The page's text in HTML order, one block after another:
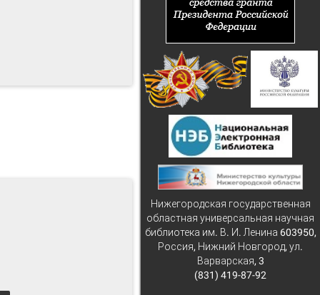
Нижегородская государственная
областная универсальная научная
библиотека им. В. И. Ленина 603950,
Россия, Нижний Новгород, ул.
Варварская, 3
(831) 419-87-92